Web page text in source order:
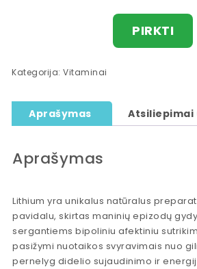
PIRKTI
Kategorija:Vitaminai
Aprašymas Atsiliepimai
Aprašymas
Lithium yra unikalus natūralus
pavidalu, skirtas maninių epizodų
sergantiems bipoliniu afektiniu
pasižymi nuotaikos svyravimais nuo
pernelyg didelio sujaudinimo ir